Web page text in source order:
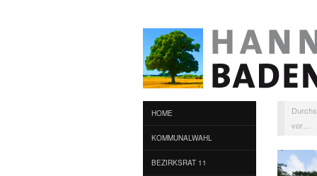
HOME
KOMMUNALWAHL
BEZIRKSRAT 11
vor…